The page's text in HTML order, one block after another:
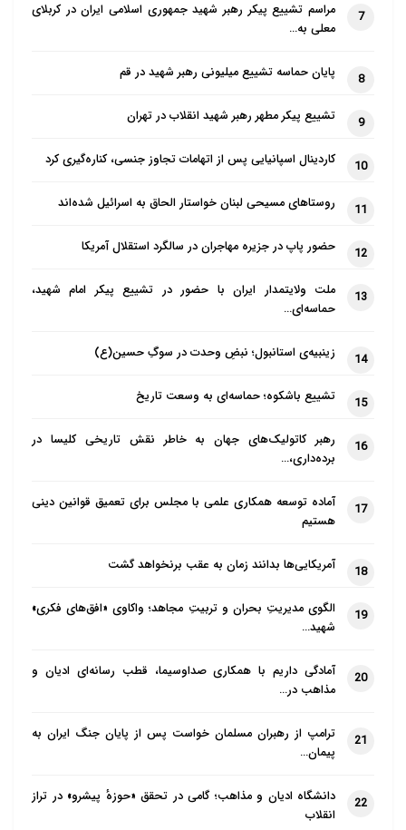
7
مراسم تشییع پیکر رهبر شهید جمهوری اسلامی ایران در کربلای
معلی به…
8 پایان حماسه تشییع میلیونی رهبر شهید در قم
9 تشییع پیکر مطهر رهبر شهید انقلاب در تهران
10 کاردینال اسپانیایی پس از اتهامات تجاوز جنسی، کناره‌گیری کرد
11 روستاهای مسیحی لبنان خواستار الحاق به اسرائیل شده‌اند
12 حضور پاپ در جزیره مهاجران در سالگرد استقلال آمریکا
13
ملت ولایتمدار ایران با حضور در تشییع پیکر امام شهید،
حماسه‌ای…
14 زینبیه‌ی استانبول؛ نبضِ وحدت در سوگِ حسین(ع)
15 تشییع باشکوه؛ حماسه‌ای به وسعت تاریخ
16
رهبر کاتولیک‌های جهان به خاطر نقش تاریخی کلیسا در
برده‌داری،…
17
آماده توسعه همکاری علمی با مجلس برای تعمیق قوانین دینی
هستیم
18 آمریکایی‌ها بدانند زمان به عقب برنخواهد گشت
19
الگوی مدیریتِ بحران و تربیتِ مجاهد؛ واکاوی «افق‌های فکری»
شهید…
20
آمادگی داریم با همکاری صداوسیما، قطب رسانه‌ای ادیان و
مذاهب در…
21
ترامپ از رهبران مسلمان خواست پس از پایان جنگ ایران به
پیمان…
22
دانشگاه ادیان و مذاهب؛ گامی در تحقق «حوزهٔ پیشرو» در تراز
انقلاب